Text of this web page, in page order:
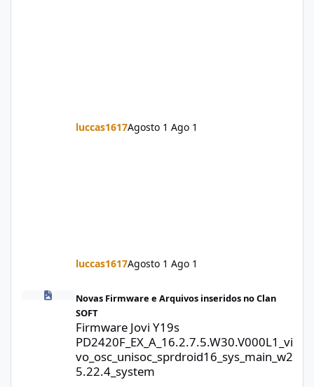
luccas1617Agosto 1 Ago 1
luccas1617Agosto 1 Ago 1
Firmware Jovi Y19s
Novas Firmware e Arquivos inseridos no Clan
SOFT
Firmware Jovi Y19s
PD2420F_EX_A_16.2.7.5.W30.V000L1_vi
vo_osc_unisoc_sprdroid16_sys_main_w2
5.22.4_system